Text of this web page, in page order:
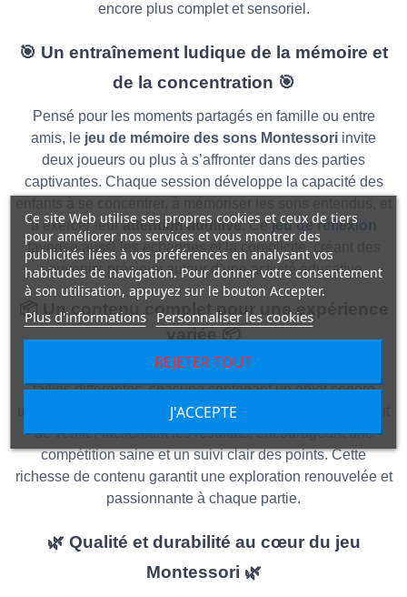
Ce site Web utilise ses propres cookies et ceux de tiers
pour améliorer nos services et vous montrer des
publicités liées à vos préférences en analysant vos
habitudes de navigation. Pour donner votre consentement
à son utilisation, appuyez sur le bouton Accepter.
Plus d'informations Personnaliser les cookies
REJETER TOUT
J'ACCEPTE
encore plus complet et sensoriel.
🎯 Un entraînement ludique de la mémoire et
de la concentration 🎯
Pensé pour les moments partagés en famille ou entre
amis, le jeu de mémoire des sons Montessori invite
deux joueurs ou plus à s’affronter dans des parties
captivantes. Chaque session développe la capacité des
à exercer leurattention auditive. Cejeu de réflexion
favorise aussi les échanges et la complicité, créant des
souvenirs précieux autour d’une activité éducative.
📦
Un contenu complet pour une expérience
comprend plusieurs boîtes en bois de
tailles différentes, chacune contenant un objet sonore
unique. Des disques placés sous chaque boîte permettent
de vérifier facilement les résultats, encourageant une
compétition saine et un suivi clair des points. Cette
richesse de contenu garantit une exploration renouvelée et
passionnante à chaque partie.
🌿Qualité et durabilité au cœur du jeu
Montessori 🌿